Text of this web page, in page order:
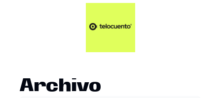
Artículos 📑
Plus 💎
Archivo